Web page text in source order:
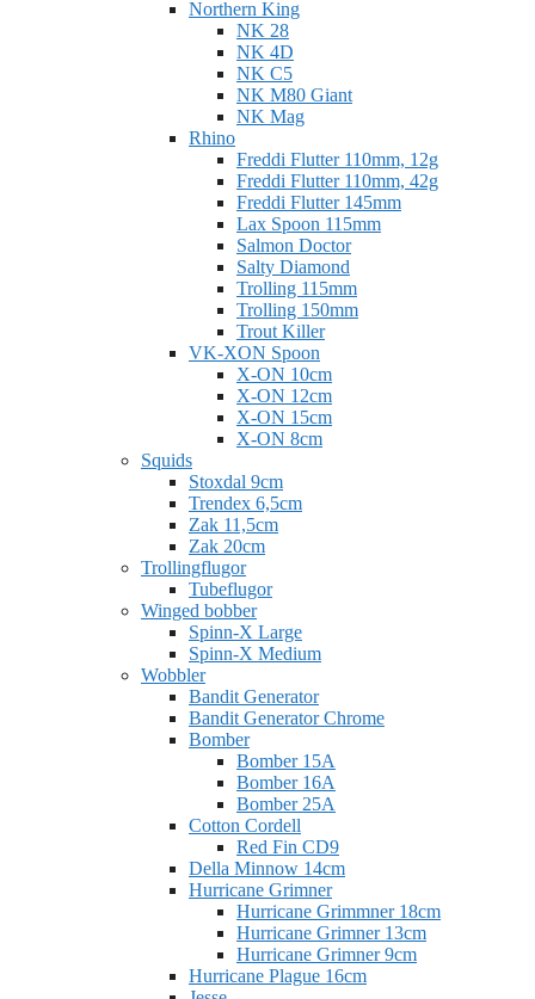
Northern King
NK 28
NK 4D
NK C5
NK M80 Giant
NK Mag
Rhino
Freddi Flutter 110mm, 12g
Freddi Flutter 110mm, 42g
Freddi Flutter 145mm
Lax Spoon 115mm
Salmon Doctor
Salty Diamond
Trolling 115mm
Trolling 150mm
Trout Killer
VK-XON Spoon
X-ON 10cm
X-ON 12cm
X-ON 15cm
X-ON 8cm
Squids
Stoxdal 9cm
Trendex 6,5cm
Zak 11,5cm
Zak 20cm
Trollingflugor
Tubeflugor
Winged bobber
Spinn-X Large
Spinn-X Medium
Wobbler
Bandit Generator
Bandit Generator Chrome
Bomber
Bomber 15A
Bomber 16A
Bomber 25A
Cotton Cordell
Red Fin CD9
Della Minnow 14cm
Hurricane Grimner
Hurricane Grimmner 18cm
Hurricane Grimner 13cm
Hurricane Grimner 9cm
Hurricane Plague 16cm